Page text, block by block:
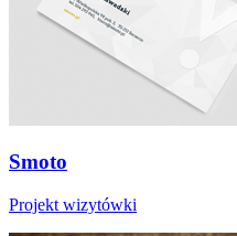
Smoto
Projekt wizytówki